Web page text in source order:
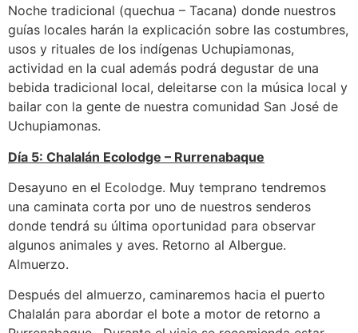
Noche tradicional (quechua – Tacana) donde nuestros
guías locales harán la explicación sobre las costumbres,
usos y rituales de los indígenas Uchupiamonas,
actividad en la cual además podrá degustar de una
bebida tradicional local, deleitarse con la música local y
bailar con la gente de nuestra comunidad San José de
Uchupiamonas.
Día 5: Chalalán Ecolodge – Rurrenabaque
Desayuno en el Ecolodge. Muy temprano tendremos
una caminata corta por uno de nuestros senderos
donde tendrá su última oportunidad para observar
algunos animales y aves. Retorno al Albergue.
Almuerzo.
Después del almuerzo, caminaremos hacia el puerto
Chalalán para abordar el bote a motor de retorno a